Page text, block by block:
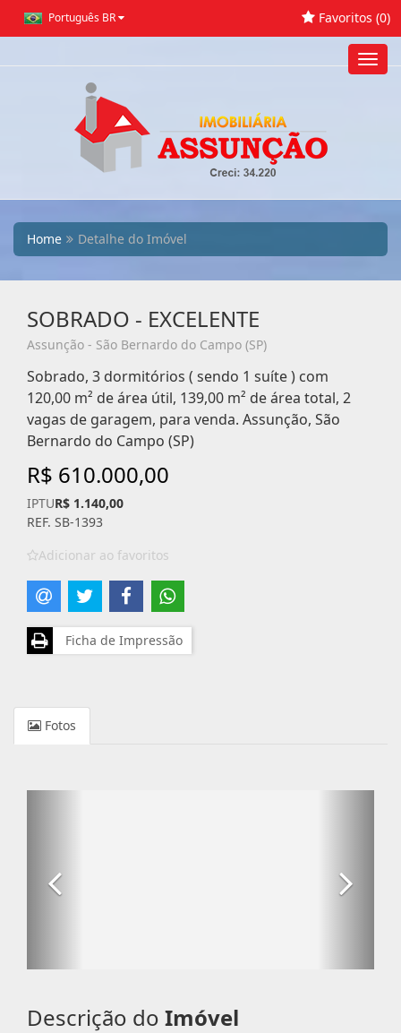
Português BR Favoritos (0)
Home Detalhe do Imóvel
SOBRADO - EXCELENTE
Assunção - São Bernardo do Campo (SP)
Sobrado, 3 dormitórios ( sendo 1 suíte ) com
120,00 m² de área útil, 139,00 m² de área total, 2
vagas de garagem, para venda. Assunção, São
Bernardo do Campo (SP)
R$ 610.000,00
IPTUR$ 1.140,00
REF. SB-1393
Adicionar ao favoritos
Ficha de Impressão
Fotos
Descrição do Imóvel